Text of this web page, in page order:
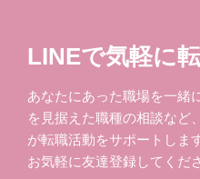
LINEで気軽に
あなたにあった職場を一緒
を見据えた職種の相談など
が転職活動をサポートします
お気軽に友達登録してくだ